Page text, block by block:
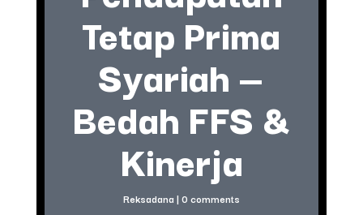
Tetap Prima
Syariah —
Bedah FFS &
Kinerja
Reksadana | 0 comments